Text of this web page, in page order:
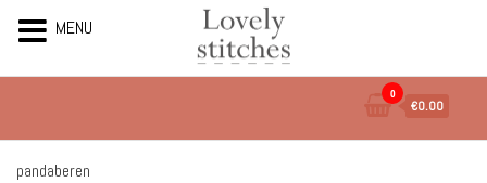
de
inhoud
0
€0.00
pandaberen
MENU